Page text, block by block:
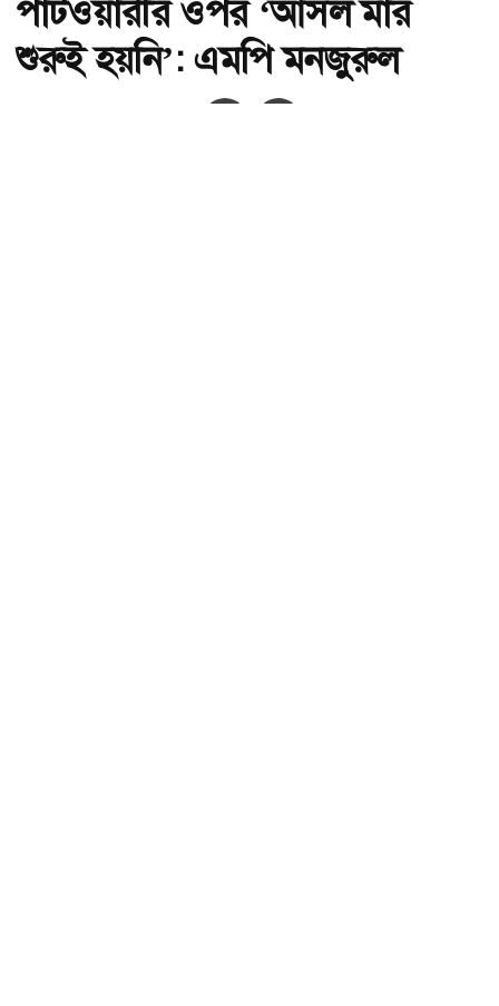
পাটওয়ারীর ওপর ‘আসল মার
শুরুই হয়নি’: এমপি মনজুরুল